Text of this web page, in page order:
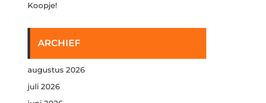
Koopje!
ARCHIEF
augustus 2026
juli 2026